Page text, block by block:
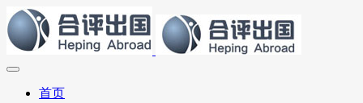
首页